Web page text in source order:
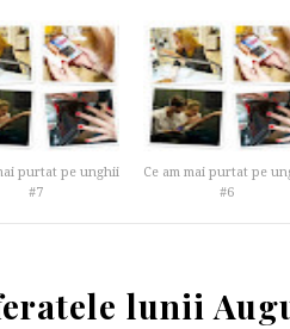
purtat pe unghii
#7
Ce am mai purtat pe
#6
lunii